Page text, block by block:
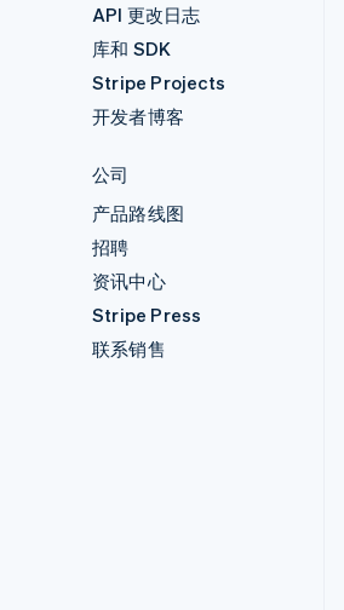
API 更改日志
库和 SDK
Stripe Projects
开发者博客
公司
产品路线图
招聘
资讯中心
Stripe Press
联系销售